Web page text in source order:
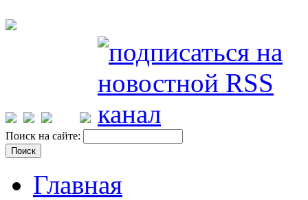
Поиск на сайте:
Главная